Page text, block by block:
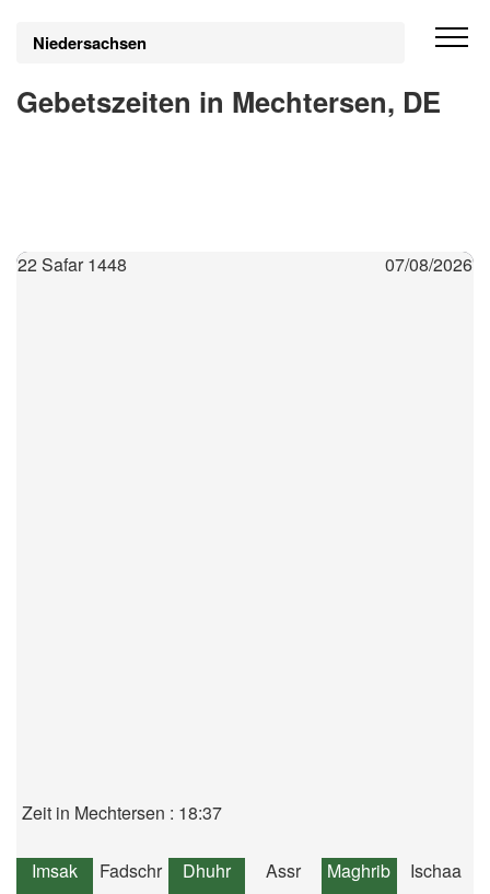
Niedersachsen
Gebetszeiten in Mechtersen, DE
22 Safar 1448 07/08/2026
Zeit in Mechtersen : 18:37
Imsak Fadschr Dhuhr Assr Maghrib Ischaa